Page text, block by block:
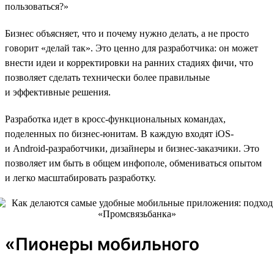
пользоваться?»
Бизнес объясняет, что и почему нужно делать, а не просто
говорит «делай так». Это ценно для разработчика: он может
внести идеи и корректировки на ранних стадиях фичи, что
позволяет сделать технически более правильные
и эффективные решения.
Разработка идет в кросс-функциональных командах,
поделенных по бизнес-юнитам. В каждую входят iOS-
и Android-разработчики, дизайнеры и бизнес-заказчики. Это
позволяет им быть в общем инфополе, обмениваться опытом
и легко масштабировать разработку.
«Пионеры мобильного